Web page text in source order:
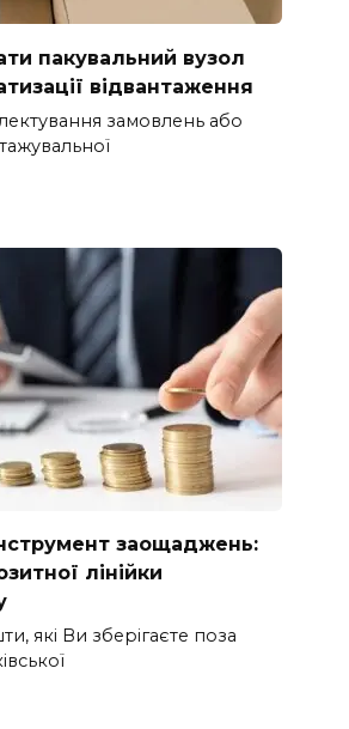
пакувальний вузол
відвантаження
замовлень або
заощаджень:
лінійки
які Ви зберігаєте поза